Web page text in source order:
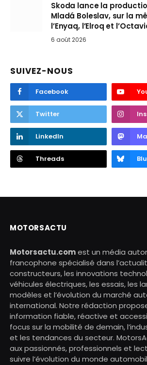
Skoda lance la
Mladá Boleslav, sur la
l’Enyaq, l’Elroq et
6 août 2026
SUIVEZ-NOUS
Facebook
Twitter
LinkedIn
Threads
MOTORSACTU
Motorsactu.comest un média
francophone spécialisé dans
constructeurs, les innovations
véhicules électriques, les essais, les
modèles et l’évolution du marché
international. Notre rédaction
information fiable, réactive et
focus sur la mobilité de demain,
et les tendances du secteur.
aux passionnés, professionnels et
suivre l’évolution du monde